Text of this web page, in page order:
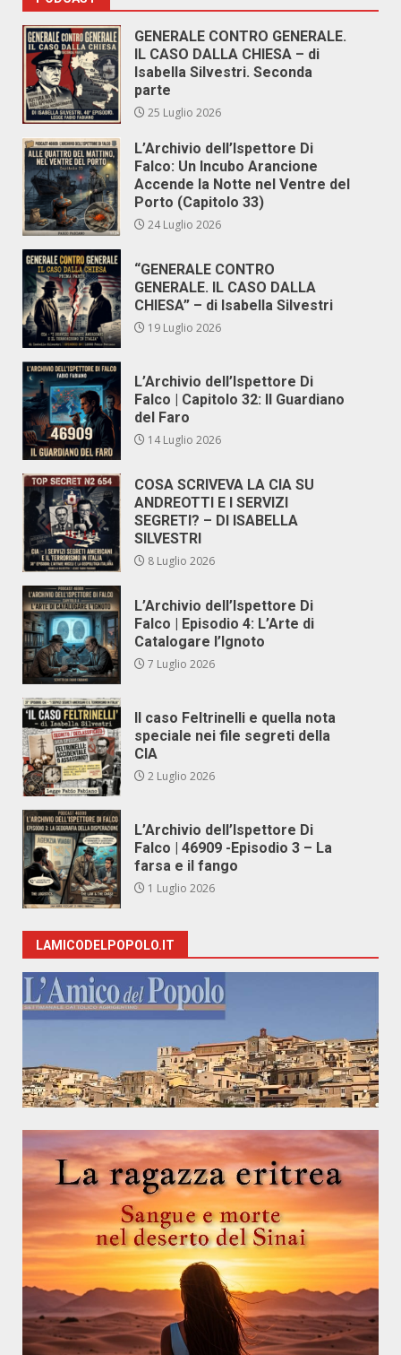
GENERALE CONTRO GENERALE.
IL CASO DALLA CHIESA – di
Isabella Silvestri. Seconda
parte
25 Luglio 2026
L’Archivio dell’Ispettore Di
Falco: Un Incubo Arancione
Accende la Notte nel Ventre del
Porto (Capitolo 33)
24 Luglio 2026
“GENERALE CONTRO
GENERALE. IL CASO DALLA
CHIESA” – di Isabella Silvestri
19 Luglio 2026
L’Archivio dell’Ispettore Di
Falco | Capitolo 32: Il Guardiano
del Faro
14 Luglio 2026
COSA SCRIVEVA LA CIA SU
ANDREOTTI E I SERVIZI
SEGRETI? – DI ISABELLA
SILVESTRI
8 Luglio 2026
L’Archivio dell’Ispettore Di
Falco | Episodio 4: L’Arte di
Catalogare l’Ignoto
7 Luglio 2026
Il caso Feltrinelli e quella nota
speciale nei file segreti della
CIA
2 Luglio 2026
L’Archivio dell’Ispettore Di
Falco | 46909 -Episodio 3 – La
farsa e il fango
1 Luglio 2026
LAMICODELPOPOLO.IT